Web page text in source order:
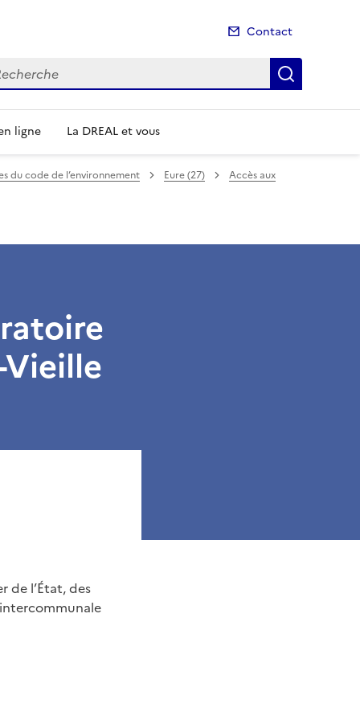
Contact
ligne La DREAL et vous
du code de l’environnement Eure (27) Accès aux
de l’État, des